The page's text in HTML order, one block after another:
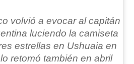
volvió a evocar al capitán
luciendo la camiseta
estrellas en Ushuaia en
retomó también en abril